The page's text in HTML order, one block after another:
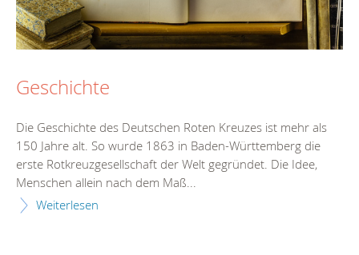
Geschichte
Die Geschichte des Deutschen Roten Kreuzes ist mehr als
150 Jahre alt. So wurde 1863 in Baden-Württemberg die
erste Rotkreuzgesellschaft der Welt gegründet. Die Idee,
Menschen allein nach dem Maß...
Weiterlesen